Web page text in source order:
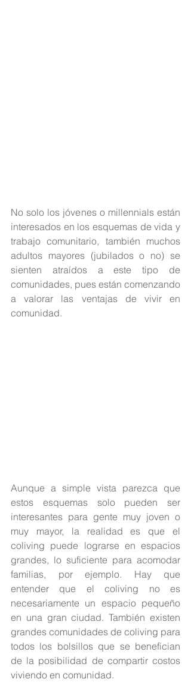
No solo los jóvenes o millennials están
interesados en los esquemas de vida y
trabajo comunitario, también muchos
adultos mayores (jubilados o no) se
sienten atraídos a este tipo de
comunidades, pues están comenzando
a valorar las ventajas de vivir en
comunidad.
Aunque a simple vista parezca que
estos esquemas solo pueden ser
interesantes para gente muy joven o
muy mayor, la realidad es que el
coliving puede lograrse en espacios
grandes, lo suficiente para acomodar
familias, por ejemplo. Hay que
entender que el coliving no es
necesariamente un espacio pequeño
en una gran ciudad. También existen
grandes comunidades de coliving para
todos los bolsillos que se benefician
de la posibilidad de compartir costos
viviendo en comunidad.